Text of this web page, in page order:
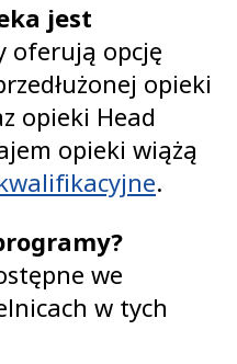
jest
oferują opcję
opieki
opieki Head
opieki wiążą
‎.
we
w tych